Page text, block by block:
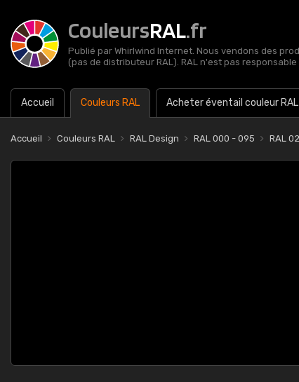
CouleursRAL.fr
Publié par Whirlwind Internet. Nous vendons des
(pas de distributeur RAL). RAL n'est pas
Accueil Couleurs RAL Acheter éventail couleur RAL
Accueil Couleurs RAL RAL Design RAL 000 - 095 RAL